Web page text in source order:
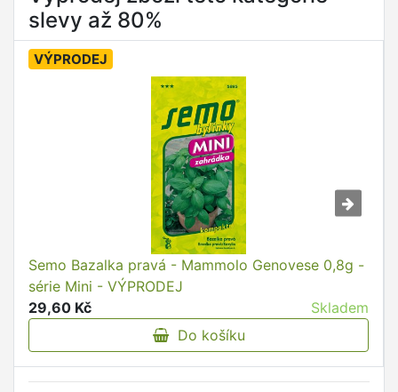
slevy až 80%
VÝPRODEJ
Semo Bazalka pravá - Mammolo Genovese 0,8g -
série Mini - VÝPRODEJ
29,60 Kč
Skladem
Do košíku